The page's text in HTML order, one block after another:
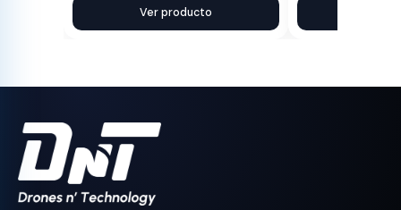
original
actual
Ver producto
original
actual